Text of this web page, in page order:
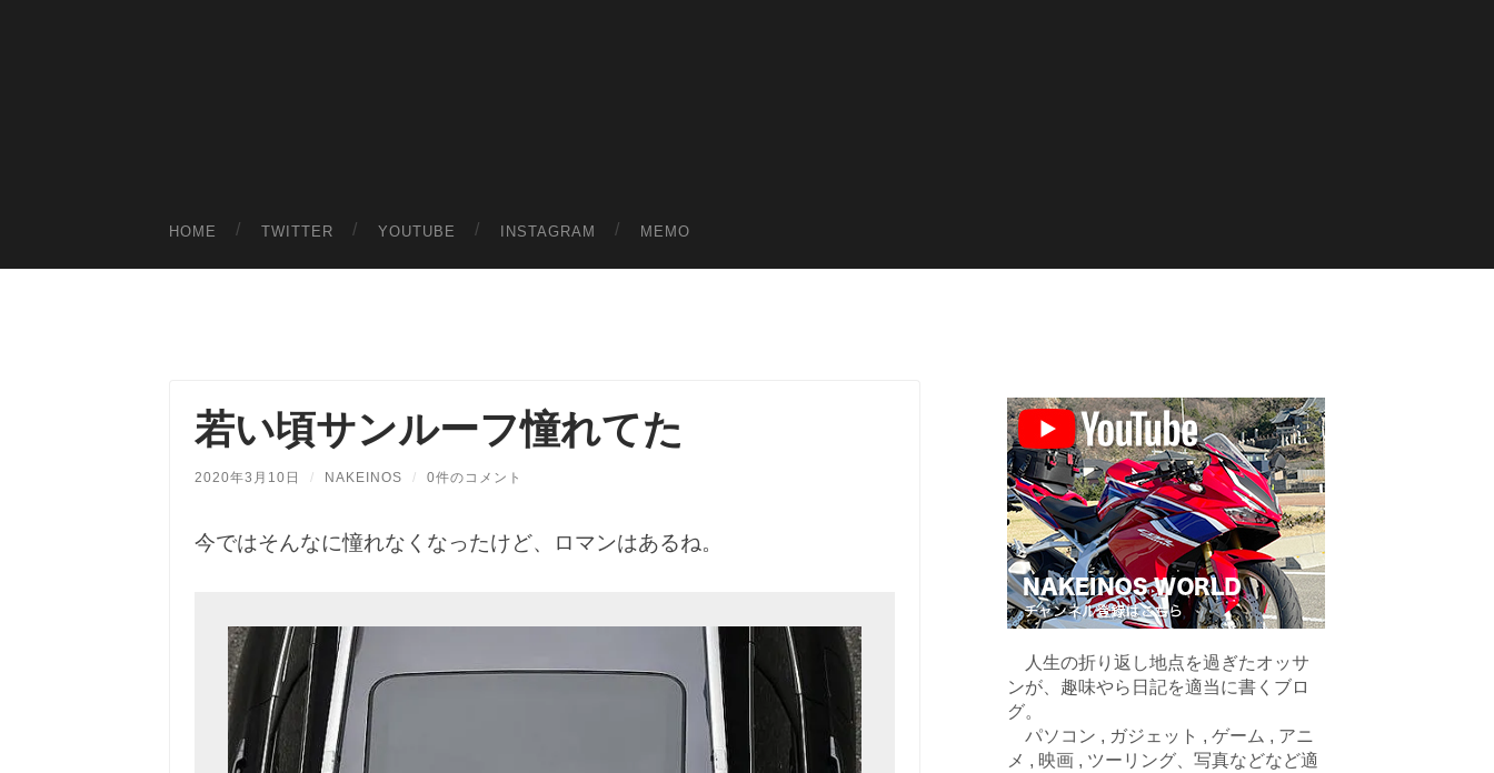
HOME TWITTER YOUTUBE INSTAGRAM MEMO
若い頃サンルーフ憧れてた
2020年3月10日 / NAKEINOS / 0件のコメント
今ではそんなに憧れなくなったけど、ロマンはあるね。
人生の折り返し地点を過ぎたオッサ
ンが、趣味やら日記を適当に書くブロ
グ。
パソコン , ガジェット , ゲーム , アニ
メ , 映画 , ツーリング、写真などなど適